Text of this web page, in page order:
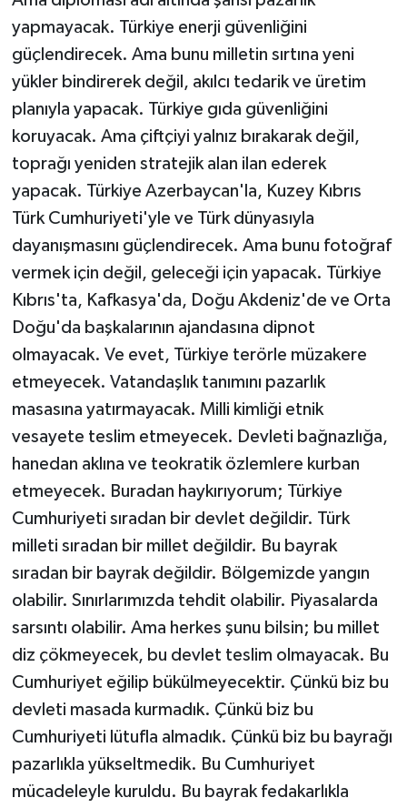
yapmayacak. Türkiye enerji güvenliğini
güçlendirecek. Ama bunu milletin sırtına yeni
yükler bindirerek değil, akılcı tedarik ve üretim
planıyla yapacak. Türkiye gıda güvenliğini
koruyacak. Ama çiftçiyi yalnız bırakarak değil,
toprağı yeniden stratejik alan ilan ederek
yapacak. Türkiye Azerbaycan'la, Kuzey Kıbrıs
Türk Cumhuriyeti'yle ve Türk dünyasıyla
dayanışmasını güçlendirecek. Ama bunu fotoğraf
vermek için değil, geleceği için yapacak. Türkiye
Kıbrıs'ta, Kafkasya'da, Doğu Akdeniz'de ve Orta
Doğu'da başkalarının ajandasına dipnot
olmayacak. Ve evet, Türkiye terörle müzakere
etmeyecek. Vatandaşlık tanımını pazarlık
masasına yatırmayacak. Milli kimliği etnik
vesayete teslim etmeyecek. Devleti bağnazlığa,
hanedan aklına ve teokratik özlemlere kurban
etmeyecek. Buradan haykırıyorum; Türkiye
Cumhuriyeti sıradan bir devlet değildir. Türk
milleti sıradan bir millet değildir. Bu bayrak
sıradan bir bayrak değildir. Bölgemizde yangın
olabilir. Sınırlarımızda tehdit olabilir. Piyasalarda
sarsıntı olabilir. Ama herkes şunu bilsin; bu millet
diz çökmeyecek, bu devlet teslim olmayacak. Bu
Cumhuriyet eğilip bükülmeyecektir. Çünkü biz bu
devleti masada kurmadık. Çünkü biz bu
Cumhuriyeti lütufla almadık. Çünkü biz bu bayrağı
pazarlıkla yükseltmedik. Bu Cumhuriyet
mücadeleyle kuruldu. Bu bayrak fedakarlıkla